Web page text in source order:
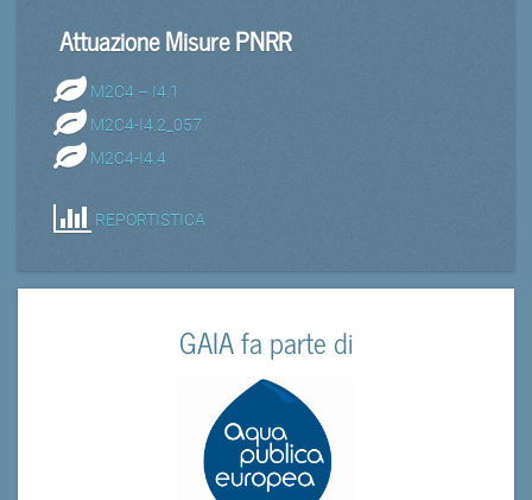
Attuazione Misure PNRR
M2C4 – I4.1
M2C4-I4.2_057
M2C4-I4.4
REPORTISTICA
GAIA fa parte di